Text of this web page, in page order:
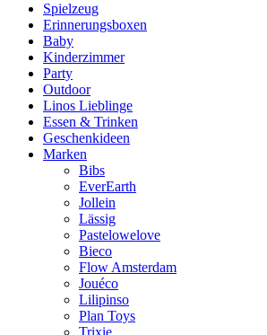
Spielzeug
Erinnerungsboxen
Baby
Kinderzimmer
Party
Outdoor
Linos Lieblinge
Essen & Trinken
Geschenkideen
Marken
Bibs
EverEarth
Jollein
Lässig
Pastelowelove
Bieco
Flow Amsterdam
Jouéco
Lilipinso
Plan Toys
Trixie